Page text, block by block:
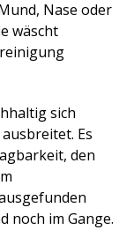
Nase oder
wäscht
sich
Es
den
noch im Gange.